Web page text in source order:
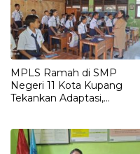
MPLS Ramah di SMP
Negeri 11 Kota Kupang
Tekankan Adaptasi,